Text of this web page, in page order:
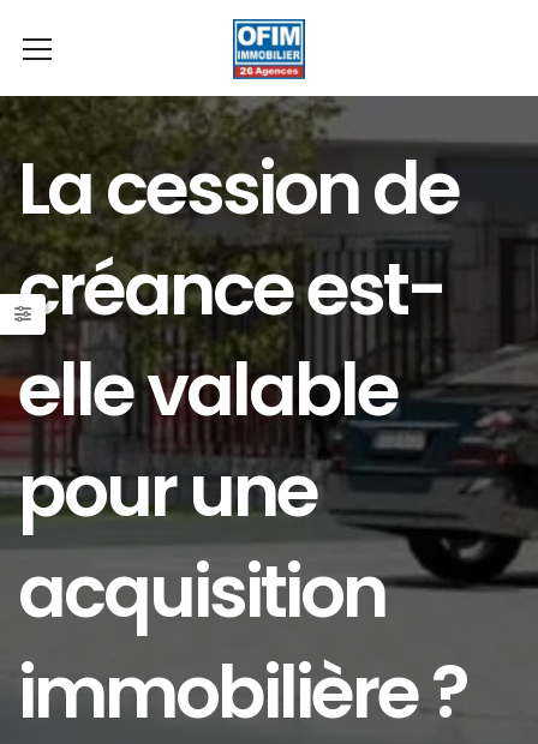
La cession de
créance est-
elle valable
pour une
acquisition
immobilière ?